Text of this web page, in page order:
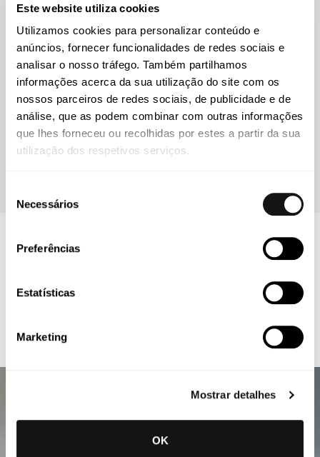
Este website utiliza cookies
Utilizamos cookies para personalizar conteúdo e
anúncios, fornecer funcionalidades de redes sociais e
analisar o nosso tráfego. Também partilhamos
informações acerca da sua utilização do site com os
nossos parceiros de redes sociais, de publicidade e de
análise, que as podem combinar com outras informações
que lhes forneceu ou recolhidas por estes a partir da sua
utilização dos respetivos serviços.
Necessários
Preferências
Estatísticas
Marketing
Mostrar detalhes
OK
Faculdade de Direito de Lisboa (2017)
Faculdade de Direito da Universidade
de Lisboa - Centro de Investigação de
Direito Privado
Pós-Graduação Avançada em Processo Civil
Executivo (a frequentar)
Associações